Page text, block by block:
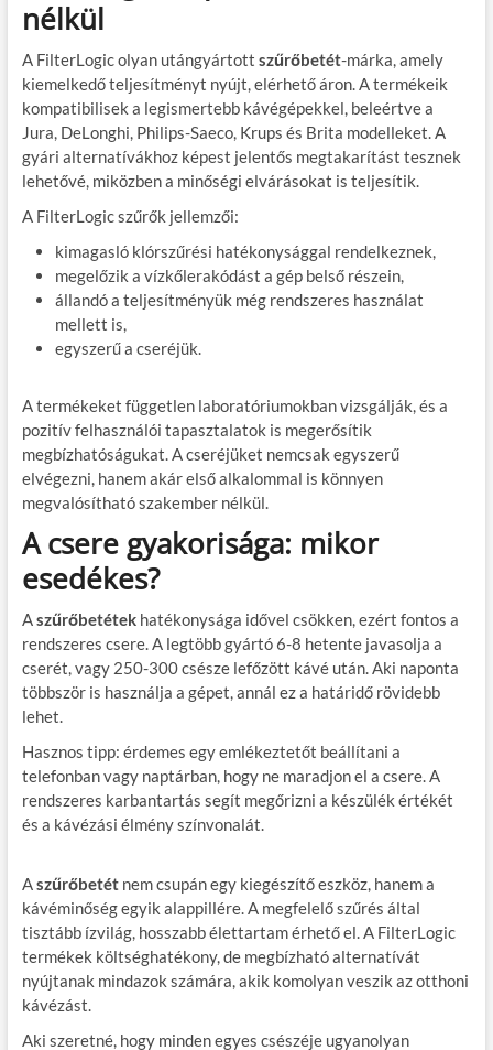
nélkül
A FilterLogic olyan utángyártott szűrőbetét-márka, amely
kiemelkedő teljesítményt nyújt, elérhető áron. A termékeik
kompatibilisek a legismertebb kávégépekkel, beleértve a
Jura, DeLonghi, Philips-Saeco, Krups és Brita modelleket. A
gyári alternatívákhoz képest jelentős megtakarítást tesznek
lehetővé, miközben a minőségi elvárásokat is teljesítik.
A FilterLogic szűrők jellemzői:
kimagasló klórszűrési hatékonysággal rendelkeznek,
megelőzik a vízkőlerakódást a gép belső részein,
állandó a teljesítményük még rendszeres használat
mellett is,
egyszerű a cseréjük.
A termékeket független laboratóriumokban vizsgálják, és a
pozitív felhasználói tapasztalatok is megerősítik
megbízhatóságukat. A cseréjüket nemcsak egyszerű
elvégezni, hanem akár első alkalommal is könnyen
megvalósítható szakember nélkül.
A csere gyakorisága: mikor
esedékes?
Aszűrőbetétekhatékonysága idővel csökken, ezért fontos a
rendszeres csere. A legtöbb gyártó 6-8 hetente javasolja a
cserét, vagy 250-300 csésze lefőzött kávé után. Aki naponta
többször is használja a gépet, annál ez a határidő rövidebb
lehet.
Hasznos tipp: érdemes egy emlékeztetőt beállítani a
telefonban vagy naptárban, hogy ne maradjon el a csere. A
rendszeres karbantartás segít megőrizni a készülék értékét
és a kávézási élmény színvonalát.
Aszűrőbetétnem csupán egy kiegészítő eszköz, hanem a
kávéminőség egyik alappillére. A megfelelő szűrés által
tisztább ízvilág, hosszabb élettartam érhető el. A FilterLogic
termékek költséghatékony, de megbízható alternatívát
nyújtanak mindazok számára, akik komolyan veszik az otthoni
kávézást.
Aki szeretné, hogy minden egyes csészéje ugyanolyan